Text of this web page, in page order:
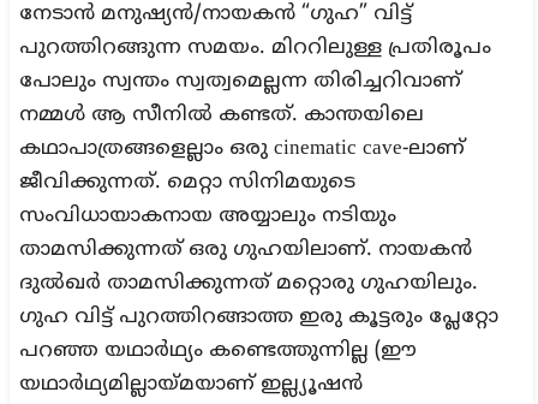
നേടാൻ മനുഷ്യൻ/നായകൻ “ഗുഹ” വിട്ട്
പുറത്തിറങ്ങുന്ന സമയം. മിററിലുള്ള പ്രതിരൂപം
പോലും സ്വന്തം സ്വത്വമെല്ലന്ന തിരിച്ചറിവാണ്
നമ്മൾ ആ സീനിൽ കണ്ടത്. കാന്തയിലെ
കഥാപാത്രങ്ങളെല്ലാം ഒരു cinematic cave-ലാണ്
ജീവിക്കുന്നത്. മെറ്റാ സിനിമയുടെ
സംവിധായാകനായ അയ്യാലും നടിയും
താമസിക്കുന്നത് ഒരു ഗുഹയിലാണ്. നായകൻ
ദുൽഖർ താമസിക്കുന്നത് മറ്റൊരു ഗുഹയിലും.
ഗുഹ വിട്ട് പുറത്തിറങ്ങാത്ത ഇരു കൂട്ടരും പ്ലേറ്റോ
പറഞ്ഞ യഥാർഥ്യം കണ്ടെത്തുന്നില്ല (ഈ
യഥാർഥ്യമില്ലായ്മയാണ് ഇല്ല്യൂഷൻ